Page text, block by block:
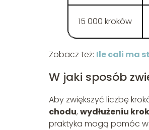
15 000 kroków
Zobacz też: Ile cali ma
W jaki sposób
Aby zwiększyć liczbę
chodu, wydłużeniu
praktyka mogą pomóc